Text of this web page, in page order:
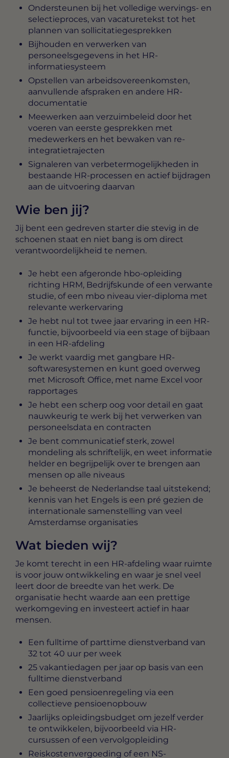
Ondersteunen bij het volledige wervings- en
selectieproces, van vacaturetekst tot het
plannen van sollicitatiegesprekken
Bijhouden en verwerken van
personeelsgegevens in het HR-
informatiesysteem
Opstellen van arbeidsovereenkomsten,
aanvullende afspraken en andere HR-
documentatie
Meewerken aan verzuimbeleid door het
voeren van eerste gesprekken met
medewerkers en het bewaken van re-
integratietrajecten
Signaleren van verbetermogelijkheden in
bestaande HR-processen en actief bijdragen
aan de uitvoering daarvan
Wie ben jij?
Jij bent een gedreven starter die stevig in de
schoenen staat en niet bang is om direct
verantwoordelijkheid te nemen.
Je hebt een afgeronde hbo-opleiding
richting HRM, Bedrijfskunde of een verwante
studie, of een mbo niveau vier-diploma met
relevante werkervaring
Je hebt nul tot twee jaar ervaring in een HR-
functie, bijvoorbeeld via een stage of bijbaan
in een HR-afdeling
Je werkt vaardig met gangbare HR-
softwaresystemen en kunt goed overweg
met Microsoft Office, met name Excel voor
rapportages
Je hebt een scherp oog voor detail en gaat
nauwkeurig te werk bij het verwerken van
personeelsdata en contracten
Je bent communicatief sterk, zowel
mondeling als schriftelijk, en weet informatie
helder en begrijpelijk over te brengen aan
mensen op alle niveaus
Je beheerst de Nederlandse taal uitstekend;
kennis van het Engels is een pré gezien de
internationale samenstelling van veel
Amsterdamse organisaties
Wat bieden wij?
Je komt terecht in een HR-afdeling waar ruimte
is voor jouw ontwikkeling en waar je snel veel
leert door de breedte van het werk. De
organisatie hecht waarde aan een prettige
werkomgeving en investeert actief in haar
mensen.
Een fulltime of parttime dienstverband van
32 tot 40 uur per week
25 vakantiedagen per jaar op basis van een
fulltime dienstverband
Een goed pensioenregeling via een
collectieve pensioenopbouw
Jaarlijks opleidingsbudget om jezelf verder
te ontwikkelen, bijvoorbeeld via HR-
cursussen of een vervolgopleiding
Reiskostenvergoeding of een NS-